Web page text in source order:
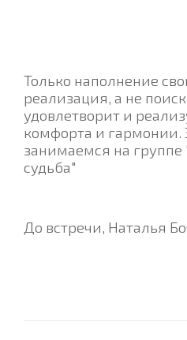
Только наполнение
реализация, а не
удовлетворит и
комфорта и гармонии.
занимаемся на
судьба"
До встречи, Наталья